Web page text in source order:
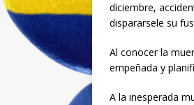
diciembre,
dispararsele su
Al conocer la
empeñada y
A la inesperada